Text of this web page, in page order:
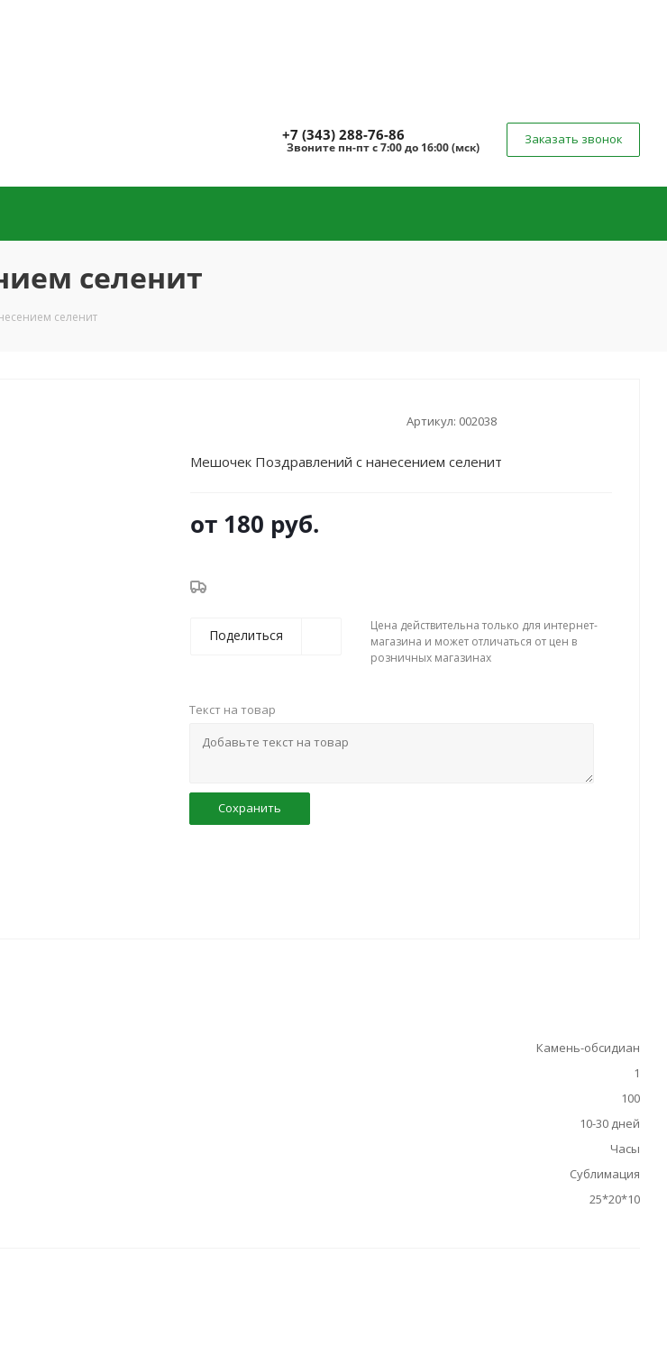
+7 (343) 288-76-86
Звоните пн-птс 7:00 до 16:00 (мск)
Заказать звонок
селенит
селенит
Артикул: 002038
Мешочек Поздравлений с нанесением селенит
от 180 руб.
Поделиться
Цена действительна только для интернет-
магазина и может отличаться от цен в
розничных магазинах
Текст на товар
Сохранить
Камень-обсидиан
1
100
10-30 дней
Часы
Сублимация
25*20*10